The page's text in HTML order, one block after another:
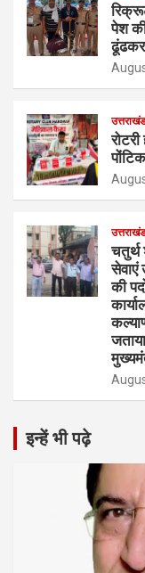
पेश
ढूंढकर
उत्तराखंड
उत्तराखंड
चतुर्थ
सेवाएं
की
इन्हें भी पढ़े